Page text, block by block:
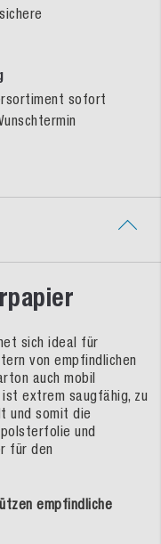
sofort
sich ideal für
von empfindlichen
auch mobil
extrem saugfähig, zu
und somit die
und
für den
empfindliche